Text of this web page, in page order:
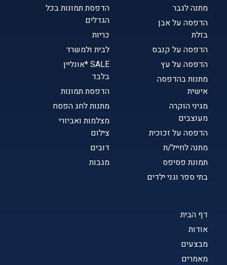
דף הבית
אודות
מבצעים
מאמרים
מתנה לגבר
הדפסה על אבן
בזלת
הדפסה על קנבס
הדפסה על עץ
מתנות בהדפסה
אישית
מגיני הוקרה
מעוצבים
הדפסה על זכוכית
מתנה לחייל/ת
תמונת פסיפס
בתי ספר וגני ילדים
הדפסת תמונות בכל
הגדלים
כריות
לבית ולמשרד
SALE *אונליין
בלבד
הדפסת תמונות
מתנות לחג הפסח
מצלמות ואביזרי
צילום
דובים
מגבות